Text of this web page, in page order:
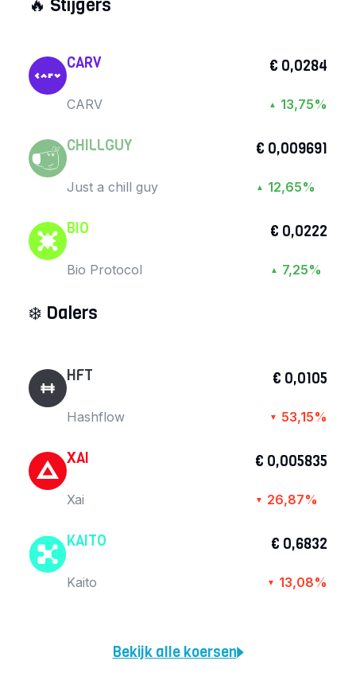
🔥 Stijgers
CARV
CARV
€ 0,0284
▲ 13,75%
CHILLGUY
Just a chill guy
€ 0,009691
▲ 12,65%
BIO
Bio Protocol
€ 0,0222
▲ 7,25%
❄️ Dalers
HFT
Hashflow
€ 0,0105
▼ 53,15%
XAI
Xai
€ 0,005835
▼ 26,87%
KAITO
Kaito
€ 0,6832
▼ 13,08%
Bekijk alle koersen